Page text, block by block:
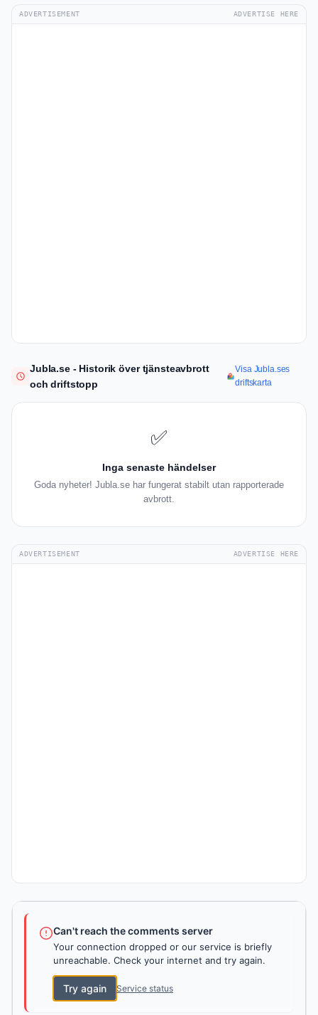
ADVERTISEMENT ADVERTISE HERE
Jubla.se - Historik över tjänsteavbrott
och driftstopp
Visa Jubla.ses
driftskarta
✅
Inga senaste händelser
Goda nyheter! Jubla.se har fungerat stabilt utan rapporterade
avbrott.
ADVERTISEMENT ADVERTISE HERE
Can't reach the comments server
Your connection dropped or our service is briefly
unreachable. Check your internet and try again.
Try again Service status